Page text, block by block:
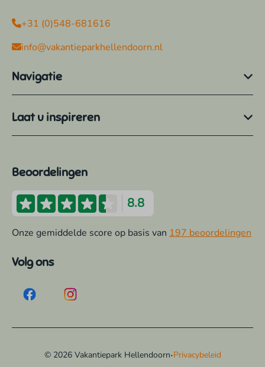
+31 (0)548-681616
info@vakantieparkhellendoorn.nl
Navigatie
Laat u inspireren
Beoordelingen
8.8
Onze gemiddelde score op basis van 197 beoordelingen
Volg ons
© 2026 Vakantiepark Hellendoorn·Privacybeleid